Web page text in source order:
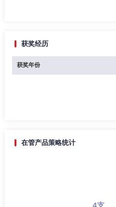
获奖经历
获奖年份
在管产品策略统计